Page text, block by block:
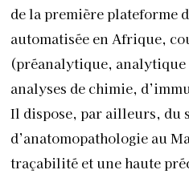
de la première plateforme
automatisée en Afrique,
(préanalytique,
analyses de chimie,
Il dispose, par ailleurs, du
d’anatomopathologie au
traçabilité et une haute